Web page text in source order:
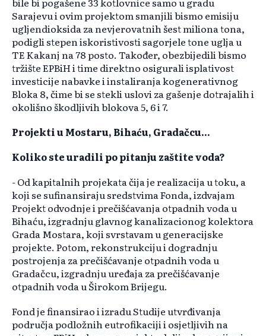
Sarajevu i ovim projektom smanjili bismo emisiju
ugljendioksida za nevjerovatnih šest miliona tona,
podigli stepen iskoristivosti sagorjele tone uglja u
TE Kakanj na 78 posto. Također, obezbijedili bismo
tržište EPBiH i time direktno osigurali isplativost
investicije nabavke i instaliranja kogenerativnog
Bloka 8, čime bi se stekli uslovi za gašenje dotrajalih i
okolišno škodljivih blokova 5, 6 i 7.
Projekti u Mostaru, Bihaću, Gradačcu...
Koliko ste uradili po pitanju zaštite voda?
- Od kapitalnih projekata čija je realizacija u toku, a
koji se sufinansiraju sredstvima Fonda, izdvajam
Projekt odvodnje i prečišćavanja otpadnih voda u
Bihaću, izgradnju glavnog kanalizacionog kolektora
Grada Mostara, koji svrstavam u generacijske
projekte. Potom, rekonstrukciju i dogradnju
postrojenja za prečišćavanje otpadnih voda u
Gradačcu, izgradnju uređaja za prečišćavanje
otpadnih voda u Širokom Brijegu.
Fond je finansirao i izradu Studije utvrđivanja
područja podložnih eutrofikaciji i osjetljivih na